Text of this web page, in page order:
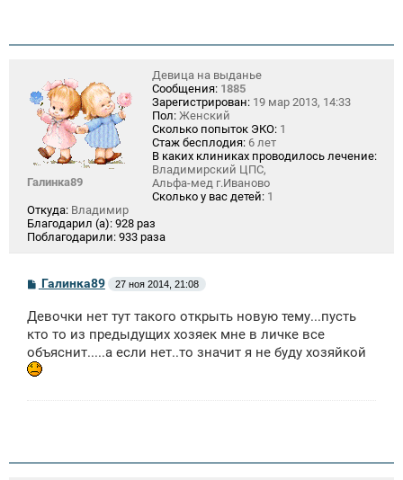
Галинка89
Девица на выданье
Сообщения: 1885
Зарегистрирован: 19 мар 2013, 14:33
Пол: Женский
Сколько попыток ЭКО: 1
Стаж бесплодия: 6 лет
В каких клиниках проводилось лечение:
Владимирский ЦПС,
Альфа-мед г.Иваново
Сколько у вас детей: 1
Откуда: Владимир
Благодарил (а): 928 раз
Поблагодарили: 933 раза
С
б
щ
е
н
и
Галинка89 27 ноя 2014, 21:08
Девочки нет тут такого открыть новую тему...пусть
кто то из предыдущих хозяек мне в личке все
объяснит.....а если нет..то значит я не буду хозяйкой